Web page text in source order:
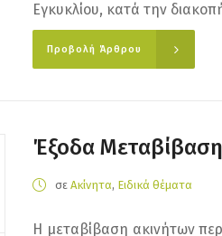
Εγκυκλίου, κατά την
Προβολή Άρθρου
Έξοδα
σε Ακίνητα, Ειδικά θέματα
Η μεταβίβαση ακινήτων